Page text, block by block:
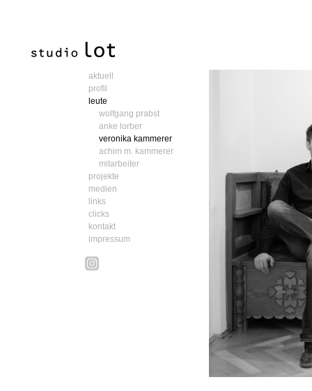
aktuell
profil
leute
wolfgang prabst
anke lorber
veronika kammerer
achim m. kammerer
mitarbeiter
projekte
medien
links
clicks
kontakt
impressum